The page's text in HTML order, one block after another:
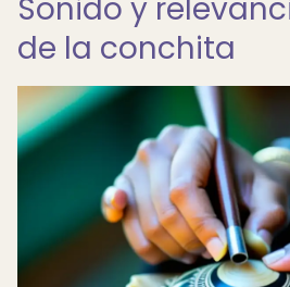
Sonido y
de la conchita